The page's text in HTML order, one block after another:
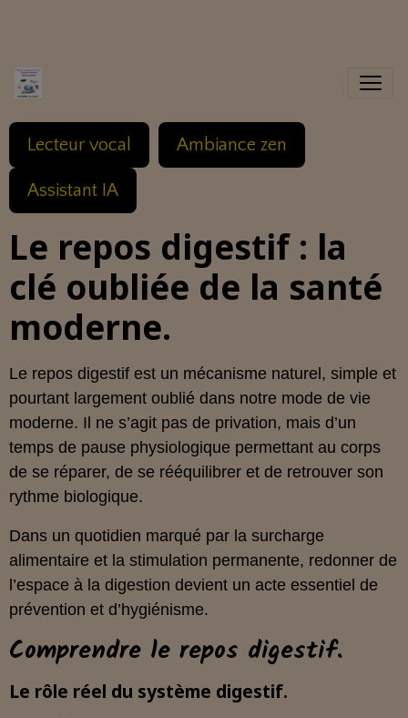
Lecteur vocal Ambiance zen
Assistant IA
Le repos digestif : la
clé oubliée de la santé
moderne.
Le repos digestif est un mécanisme naturel, simple et
pourtant largement oublié dans notre mode de vie
moderne. Il ne s’agit pas de privation, mais d’un
temps de pause physiologique permettant au corps
de se réparer, de se rééquilibrer et de retrouver son
rythme biologique.
Dans un quotidien marqué par la surcharge
alimentaire et la stimulation permanente, redonner de
l’espace à la digestion devient un acte essentiel de
prévention et d’hygiénisme.
Comprendre le repos digestif.
Le rôle réel du système digestif.